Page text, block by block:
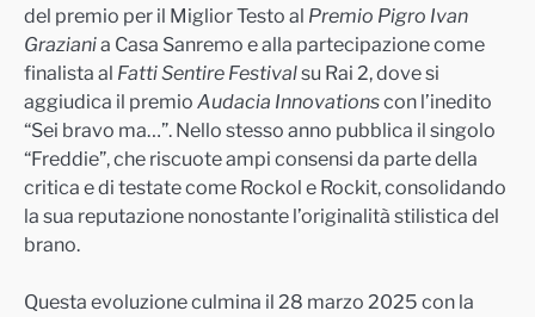
del premio per il Miglior Testo al Premio Pigro Ivan
Graziania Casa Sanremo e alla partecipazione come
finalista al Fatti Sentire Festivalsu Rai 2, dove si
aggiudica il premio Audacia Innovationscon l’inedito
“Sei bravo ma…”. Nello stesso anno pubblica il singolo
“Freddie”, che riscuote ampi consensi da parte della
critica e di testate come Rockol e Rockit, consolidando
la sua reputazione nonostante l’originalità stilistica del
brano.
Questa evoluzione culmina il 28 marzo 2025 con la